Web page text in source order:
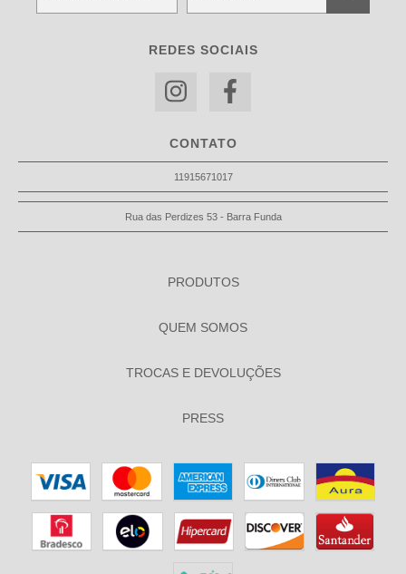
REDES SOCIAIS
CONTATO
11915671017
Rua das Perdizes 53 - Barra Funda
PRODUTOS
QUEM SOMOS
TROCAS E DEVOLUÇÕES
PRESS